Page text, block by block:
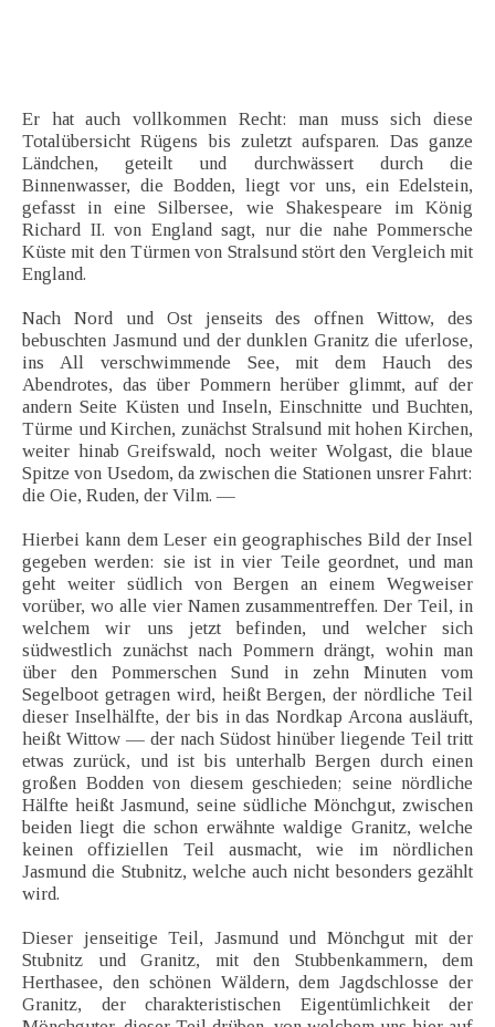
Er hat auch vollkommen Recht: man muss sich diese
Totalübersicht Rügens bis zuletzt aufsparen. Das ganze
Ländchen, geteilt und durchwässert durch die
Binnenwasser, die Bodden, liegt vor uns, ein Edelstein,
gefasst in eine Silbersee, wie Shakespeare im König
Richard II. von England sagt, nur die nahe Pommersche
Küste mit den Türmen von Stralsund stört den Vergleich mit
England.
Nach Nord und Ost jenseits des offnen Wittow, des
bebuschten Jasmund und der dunklen Granitz die uferlose,
ins All verschwimmende See, mit dem Hauch des
Abendrotes, das über Pommern herüber glimmt, auf der
andern Seite Küsten und Inseln, Einschnitte und Buchten,
Türme und Kirchen, zunächst Stralsund mit hohen Kirchen,
weiter hinab Greifswald, noch weiter Wolgast, die blaue
Spitze von Usedom, da zwischen die Stationen unsrer Fahrt:
die Oie, Ruden, der Vilm. —
Hierbei kann dem Leser ein geographisches Bild der Insel
gegeben werden: sie ist in vier Teile geordnet, und man
geht weiter südlich von Bergen an einem Wegweiser
vorüber, wo alle vier Namen zusammentreffen. Der Teil, in
welchem wir uns jetzt befinden, und welcher sich
südwestlich zunächst nach Pommern drängt, wohin man
über den Pommerschen Sund in zehn Minuten vom
Segelboot getragen wird, heißt Bergen, der nördliche Teil
dieser Inselhälfte, der bis in das Nordkap Arcona ausläuft,
heißt Wittow — der nach Südost hinüber liegende Teil tritt
etwas zurück, und ist bis unterhalb Bergen durch einen
großen Bodden von diesem geschieden; seine nördliche
Hälfte heißt Jasmund, seine südliche Mönchgut, zwischen
beiden liegt die schon erwähnte waldige Granitz, welche
keinen offiziellen Teil ausmacht, wie im nördlichen
Jasmund die Stubnitz, welche auch nicht besonders gezählt
wird.
Dieser jenseitige Teil, Jasmund und Mönchgut mit der
Stubnitz und Granitz, mit den Stubbenkammern, dem
Herthasee, den schönen Wäldern, dem Jagdschlosse der
Granitz, der charakteristischen Eigentümlichkeit der